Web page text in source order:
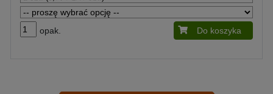
opak. Do koszyka